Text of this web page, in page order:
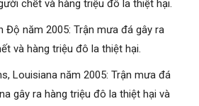
chết và hàng triệu đô la thiệt hại.
Độ năm 2005: Trận mưa đá gây ra
và hàng triệu đô la thiệt hại.
Louisiana năm 2005: Trận mưa đá
gây ra hàng triệu đô la thiệt hại và